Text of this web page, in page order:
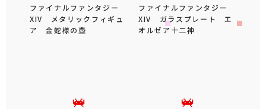
ファイナルファンタジー
XIV メタリックフィギュ
ア 金蛇様の壺
ファイナルファンタジー
XIV ガラスプレート エ
オルゼア十二神